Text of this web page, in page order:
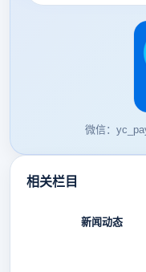
微信：
相关栏目
新闻动态